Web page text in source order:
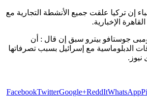
إن تركيا علقت جميع الأنشطة التجارية مع
الإخبارية.
جوستافو بيترو سبق إن قال : أن
الدبلوماسية مع إسرائيل بسبب تصرفاتها
FacebookTwitterGoogle+ReddItWhatsApp